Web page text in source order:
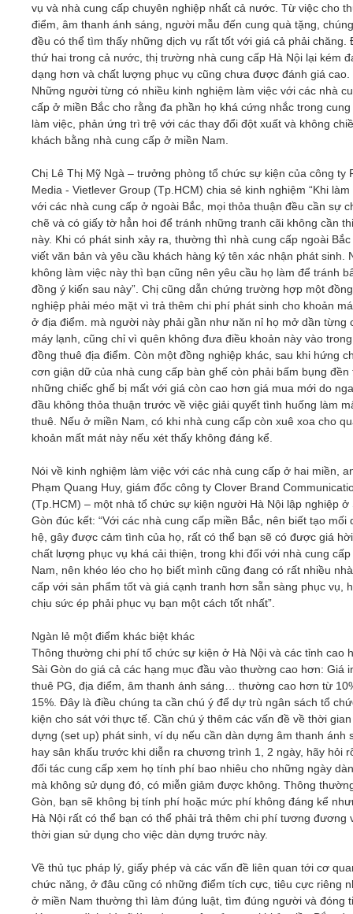
vụ và nhà cung cấp chuyên nghiệp nhất cả nước. Từ việc cho
điểm, âm thanh ánh sáng, người mẫu đến cung quà tặng,
đều có thể tìm thấy những dịch vụ rất tốt với giá cả phải chăng.
thứ hai trong cả nước, thị trường nhà cung cấp Hà Nội lại kém
dạng hơn và chất lượng phục vụ cũng chưa được đánh giá cao.
Những người từng có nhiều kinh nghiệm làm việc với các nhà
cấp ở miền Bắc cho rằng đa phần họ khá cứng nhắc trong cung
làm việc, phản ứng trì trệ với các thay đổi đột xuất và không
khách bằng nhà cung cấp ở miền Nam.
Chị Lê Thị Mỹ Ngà – trưởng phòng tổ chức sự kiện của công ty
Media - Vietlever Group (Tp.HCM) chia sẻ kinh nghiệm “Khi làm
với các nhà cung cấp ở ngoài Bắc, mọi thỏa thuận đều cần sự
chẽ và có giấy tờ hẳn hoi để tránh những tranh cãi không cần
này. Khi có phát sinh xảy ra, thường thì nhà cung cấp ngoài Bắc
viết văn bản và yêu cầu khách hàng ký tên xác nhận phát sinh.
không làm việc này thì bạn cũng nên yêu cầu họ làm để tránh
đồng ý kiến sau này”. Chị cũng dẫn chứng trường hợp một đồng
nghiệp phải méo mặt vì trả thêm chi phí phát sinh cho khoản
ở địa điểm. mà người này phải gần như năn nỉ họ mở dần từng
máy lạnh, cũng chỉ vì quên không đưa điều khoản này vào
đồng thuê địa điểm. Còn một đồng nghiệp khác, sau khi hứng
cơn giận dữ của nhà cung cấp bàn ghế còn phải bấm bụng đền
những chiếc ghế bị mất với giá còn cao hơn giá mua mới do
đầu không thỏa thuận trước về việc giải quyết tình huống làm
thuê. Nếu ở miền Nam, có khi nhà cung cấp còn xuê xoa cho
khoản mất mát này nếu xét thấy không đáng kể.
Nói về kinh nghiệm làm việc với các nhà cung cấp ở hai miền,
Phạm Quang Huy, giám đốc công ty Clover Brand
(Tp.HCM) – một nhà tổ chức sự kiện người Hà Nội lập nghiệp ở
Gòn đúc kết: “Với các nhà cung cấp miền Bắc, nên biết tạo mối
hệ, gây được cảm tình của họ, rất có thể bạn sẽ có được giá
chất lượng phục vụ khá cải thiện, trong khi đối với nhà cung
Nam, nên khéo léo cho họ biết mình cũng đang có rất nhiều
cấp với sản phẩm tốt và giá cạnh tranh hơn sẵn sàng phục vụ,
chịu sức ép phải phục vụ bạn một cách tốt nhất”.
Ngàn lẻ một điểm khác biệt khác
Thông thường chi phí tổ chức sự kiện ở Hà Nội và các tỉnh cao
Sài Gòn do giá cả các hạng mục đầu vào thường cao hơn: Giá
thuê PG, địa điểm, âm thanh ánh sáng… thường cao hơn từ
15%. Đây là điều chúng ta cần chú ý để dự trù ngân sách tổ
kiện cho sát với thực tế. Cần chú ý thêm các vấn đề về thời
dựng (set up) phát sinh, ví dụ nếu cần dàn dựng âm thanh ánh
hay sân khấu trước khi diễn ra chương trình 1, 2 ngày, hãy hỏi
đối tác cung cấp xem họ tính phí bao nhiêu cho những ngày
mà không sử dụng đó, có miễn giảm được không. Thông
Gòn, bạn sẽ không bị tính phí hoặc mức phí không đáng kể
Hà Nội rất có thể bạn có thể phải trả thêm chi phí tương đương
thời gian sử dụng cho việc dàn dựng trước này.
Về thủ tục pháp lý, giấy phép và các vấn đề liên quan tới cơ
chức năng, ở đâu cũng có những điểm tích cực, tiêu cực riêng
ở miền Nam thường thì làm đúng luật, tìm đúng người và đóng